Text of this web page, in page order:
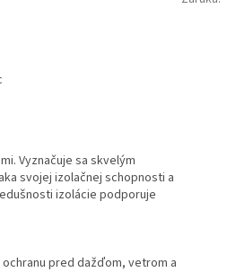
Vyznačuje sa skvelým
svojej izolačnej schopnosti a
izolácie podporuje
pred dažďom, vetrom a